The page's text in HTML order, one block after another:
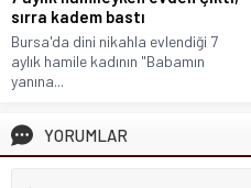
sırra kadem bastı
Bursa'da dini nikahla evlendiği 7
aylık hamile kadının "Babamın
yanına...
YORUMLAR